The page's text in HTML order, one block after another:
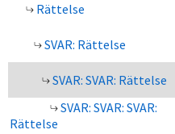
Rättelse
SVAR: Rättelse
SVAR: SVAR: Rättelse
SVAR: SVAR: SVAR:
Rättelse